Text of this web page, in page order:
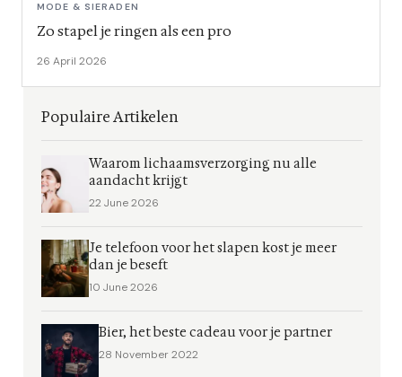
MODE & SIERADEN
Zo stapel je ringen als een pro
26 April 2026
Populaire Artikelen
Waarom lichaamsverzorging nu alle
aandacht krijgt
22 June 2026
Je telefoon voor het slapen kost je meer
dan je beseft
10 June 2026
Bier, het beste cadeau voor je partner
28 November 2022